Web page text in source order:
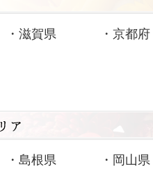
・ 滋賀県 ・ 京都府
・ 島根県 ・ 岡山県